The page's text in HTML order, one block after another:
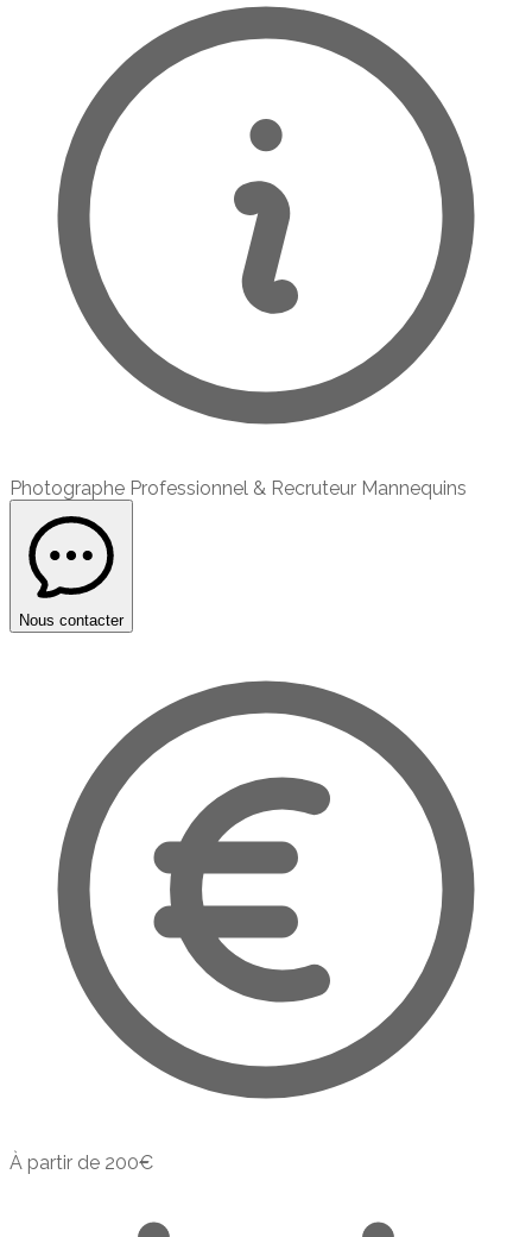
Photographe Professionnel & Recruteur Mannequins
Nous contacter
À partir de 200€